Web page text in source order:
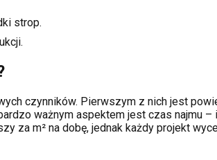
strop.
czynników. Pierwszym z nich jest
ważnym aspektem jest czas najmu
za m² na dobę, jednak każdy projekt